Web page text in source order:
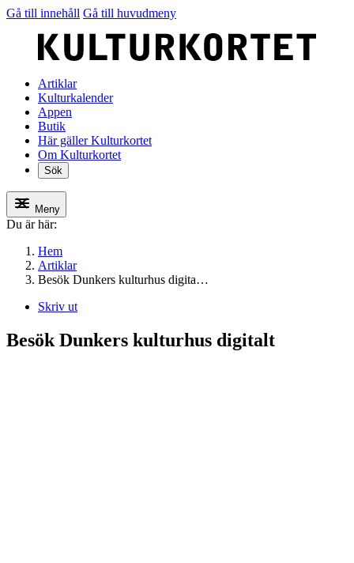
Gå till innehåll Gå till huvudmeny
Artiklar
Kulturkalender
Appen
Butik
Här gäller Kulturkortet
Om Kulturkortet
Sök
Meny
Du är här:
Hem
Artiklar
Besök Dunkers kulturhus digita…
Skriv ut
Besök Dunkers kulturhus digitalt